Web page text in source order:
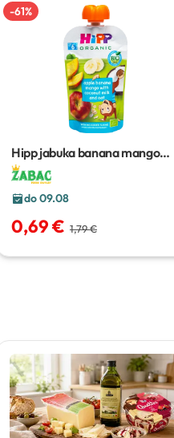
-61%
Hipp jabuka banana mango
kokos zob
do 09.08
0,69 € 1,79 €